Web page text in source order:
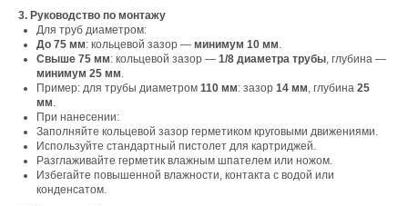
3. Руководство по монтажу
Для труб диаметром:
До 75 мм: кольцевой зазор — минимум 10 мм.
Свыше 75 мм: кольцевой зазор — 1/8 диаметра трубы, глубина —
минимум 25 мм.
Пример: для трубы диаметром 110 мм: зазор 14 мм, глубина 25
мм.
При нанесении:
Заполняйте кольцевой зазор герметиком круговыми движениями.
Используйте стандартный пистолет для картриджей.
Разглаживайте герметик влажным шпателем или ножом.
Избегайте повышенной влажности, контакта с водой или
конденсатом.
Контакты